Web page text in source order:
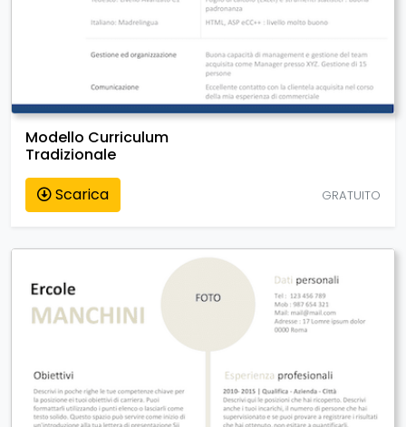
Modello Curriculum
Tradizionale
Scarica
GRATUITO